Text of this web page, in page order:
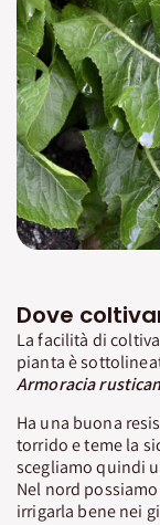
Dove
La facilità di
pianta è
Armoracia
Ha una buona
torrido e teme la
scegliamo quindi
Nel nord
irrigarla bene nei